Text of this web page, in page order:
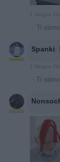
1 Giugno
· Ti stimo
Spanki:
1 Giugno
· Ti stimo